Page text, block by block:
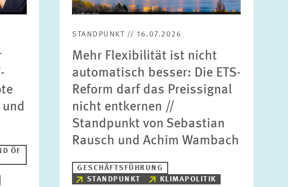
Bitte wählen
ÖF
STANDPUNKT // 16.07.2026
Mehr Flexibilität ist nicht
automatisch besser: Die ETS-
Reform darf das Preissignal
nicht entkernen //
Standpunkt von Sebastian
Rausch und Achim Wambach
GESCHÄFTSFÜHRUNG
STANDPUNKT
KLIMAPOLITIK